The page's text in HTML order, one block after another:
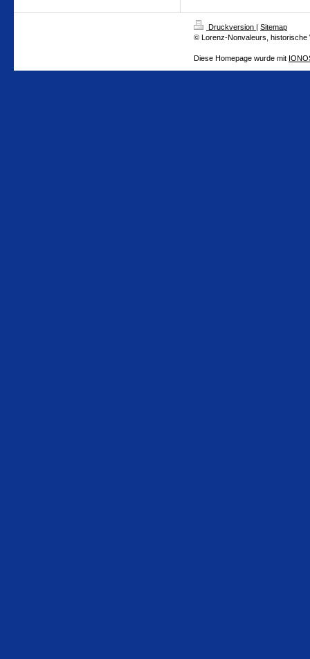
Druckversion | Sitemap
© Lorenz-Nonvaleurs, historische
Diese Homepage wurde mit